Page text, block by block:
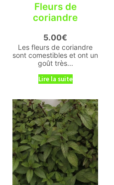
Fleurs de
coriandre
5.00€
Les fleurs de coriandre
sont comestibles et ont un
goût très...
Lire la suite